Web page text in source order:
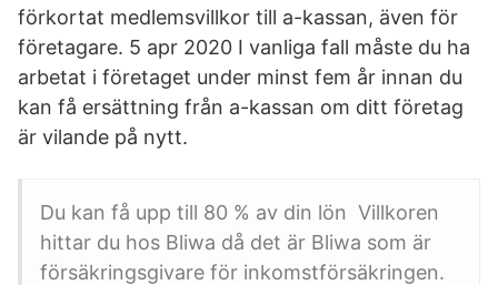
förkortat medlemsvillkor till a-kassan, även för
företagare. 5 apr 2020 I vanliga fall måste du ha
arbetat i företaget under minst fem år innan du
kan få ersättning från a-kassan om ditt företag
är vilande på nytt.
Du kan få upp till 80 % av din lön Villkoren
hittar du hos Bliwa då det är Bliwa som är
försäkringsgivare för inkomstförsäkringen.